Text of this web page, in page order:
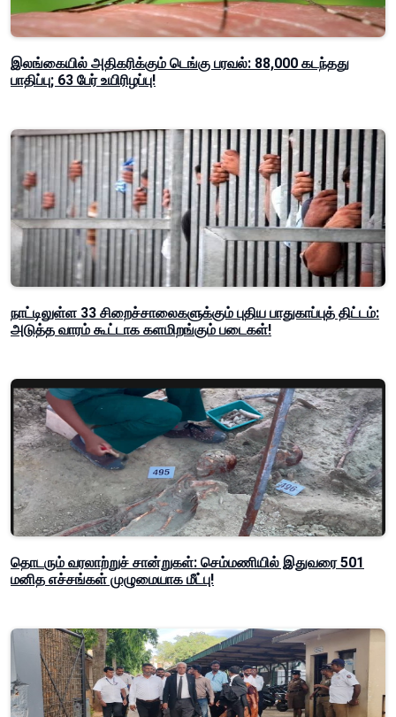
இலங்கையில் அதிகரிக்கும் டெங்கு பரவல்: 88,000 கடந்தது
பாதிப்பு; 63 பேர் உயிரிழப்பு!
நாட்டிலுள்ள 33 சிறைச்சாலைகளுக்கும் புதிய பாதுகாப்புத் திட்டம்:
அடுத்த வாரம் கூட்டாக களமிறங்கும் படைகள்!
தொடரும் வரலாற்றுச் சான்றுகள்: செம்மணியில் இதுவரை 501
மனித எச்சங்கள் முழுமையாக மீட்பு!